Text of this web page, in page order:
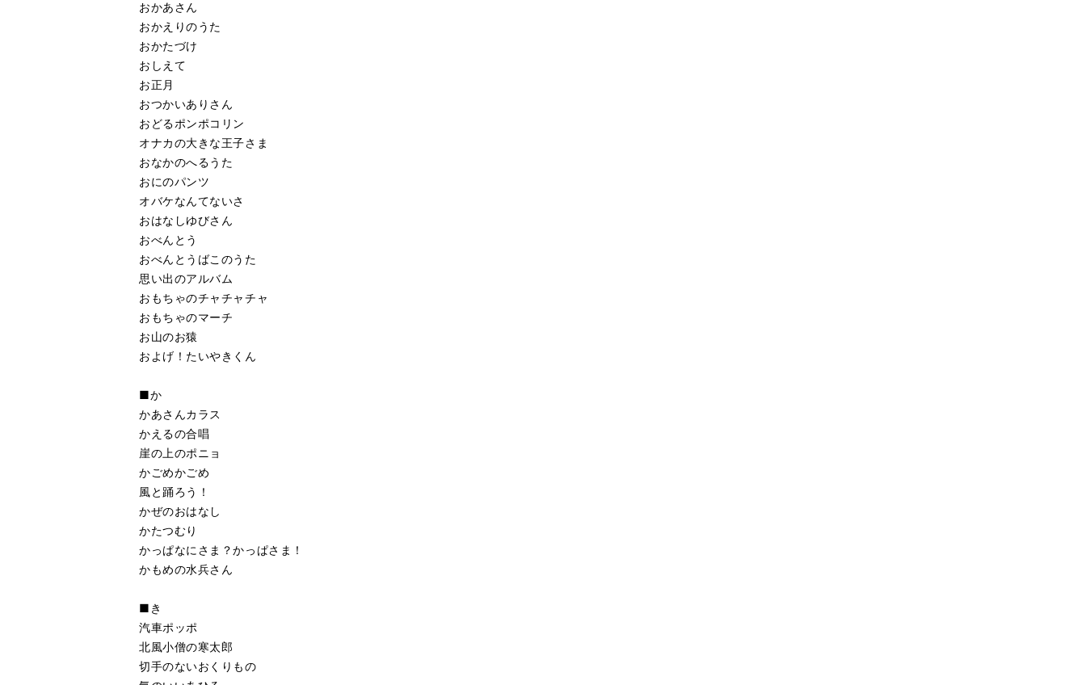
おかあさん
おかえりのうた
おかたづけ
おしえて
お正月
おつかいありさん
おどるポンポコリン
オナカの大きな王子さま
おなかのへるうた
おにのパンツ
オバケなんてないさ
おはなしゆびさん
おべんとう
おべんとうばこのうた
思い出のアルバム
おもちゃのチャチャチャ
おもちゃのマーチ
お山のお猿
およげ！たいやきくん
■か
かあさんカラス
かえるの合唱
崖の上のポニョ
かごめかごめ
風と踊ろう！
かぜのおはなし
かたつむり
かっぱなにさま？かっぱさま！
かもめの水兵さん
■き
汽車ポッポ
北風小僧の寒太郎
切手のないおくりもの